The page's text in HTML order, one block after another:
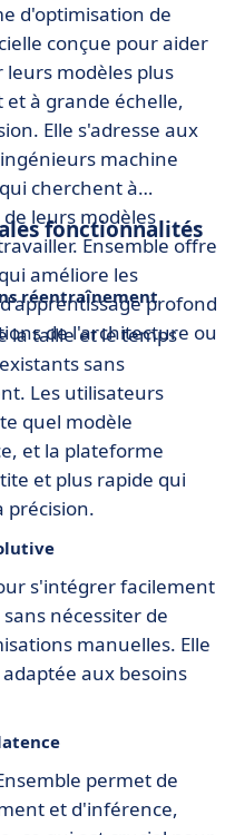
d'optimisation de
conçue pour aider
leurs modèles plus
à grande échelle,
Elle s'adresse aux
machine
cherchent à
leurs modèles
Ensemble offre
améliore les
profond
de l'architecture ou
fonctionnalités
réentraînement
la taille et le temps
sans
Les utilisateurs
quel modèle
et la plateforme
et plus rapide qui
précision.
s'intégrer facilement
nécessiter de
manuelles. Elle
aux besoins
permet de
et d'inférence,